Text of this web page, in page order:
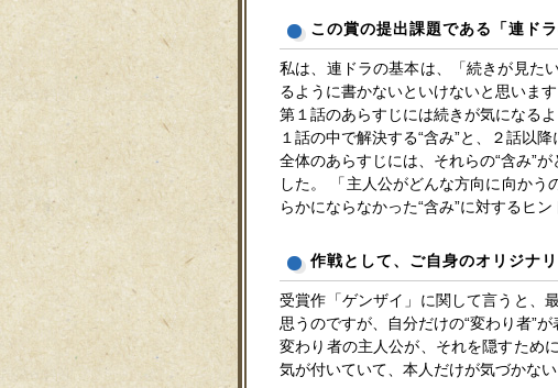
この賞の提出課題である「連ド
私は、連ドラの基本は、「続きが見た
るように書かないといけないと思いま
第１話のあらすじには続きが気になるよ
１話の中で解決する“含み”と、２話以
全体のあらすじには、それらの“含み”
した。 「主人公がどんな方向に向か
らかにならなかった“含み”に対するヒ
作戦として、ご自身のオリジナ
受賞作「ゲンザイ」に関して言うと、
思うのですが、自分だけの“変わり者”
変わり者の主人公が、それを隠すため
気が付いていて、本人だけが気づかな